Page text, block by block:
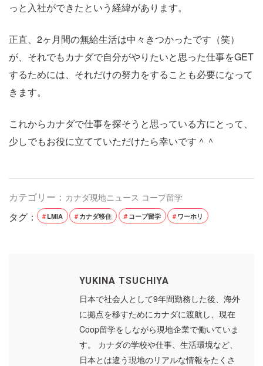
っと入社ができたという経緯があります。
正直、2ヶ月間の無給生活は中々きつかったです（笑）
が、それでもカナダで自分がやりたいと思った仕事をGET
するためには、それだけの努力をすることも必要になって
きます。
これからカナダで仕事を探そうと思っている方にとって、
少しでもお役に立てていただけたら幸いです＾＾
カテゴリー： カナダ現地ニュース コープ留学
タグ： LMIA カナダ移住 コープ留学 ワーホリ
YUKINA TSUCHIYA
日本で社会人として9年間勤務した後、海外
に拠点を移すためにカナダに渡航し、現在
Coop留学をしながら現地企業で働いていま
す。 カナダの学校や仕事、生活環境など、
日本とは違う現地のリアルな情報をたくさ